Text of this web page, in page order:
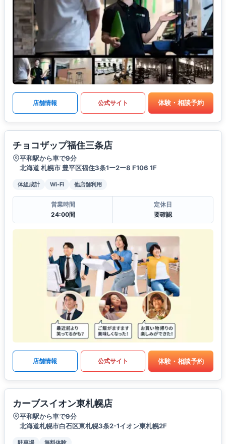
店舗情報 公式サイト 体験・相談予約
チョコザップ福住三条店
平和駅から車で9分
北海道 札幌市 豊平区福住3条1ー2ー8 F106 1F
体組成計 Wi-Fi 他店舗利用
営業時間
24:00間
定休日
要確認
店舗情報 公式サイト 体験・相談予約
カーブスイオン東札幌店
平和駅から車で9分
北海道札幌市白石区東札幌3条2-1イオン東札幌2F
駐車場 無料体験